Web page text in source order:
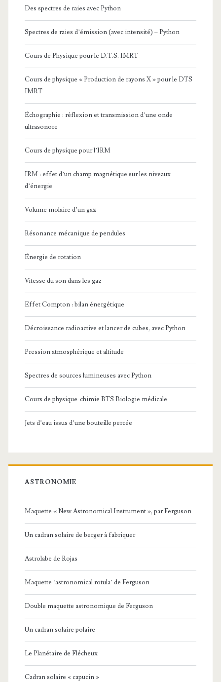
Des spectres de raies avec Python
Spectres de raies d’émission (avec intensité) – Python
Cours de Physique pour le D.T.S. IMRT
Cours de physique « Production de rayons X » pour le DTS
IMRT
Échographie : réflexion et transmission d’une onde
ultrasonore
Cours de physique pour l’IRM
IRM : effet d’un champ magnétique sur les niveaux
d’énergie
Volume molaire d’un gaz
Résonance mécanique de pendules
Énergie de rotation
Vitesse du son dans les gaz
Effet Compton : bilan énergétique
Décroissance radioactive et lancer de cubes, avec Python
Pression atmosphérique et altitude
Spectres de sources lumineuses avec Python
Cours de physique-chimie BTS Biologie médicale
Jets d’eau issus d’une bouteille percée
ASTRONOMIE
Maquette « New Astronomical Instrument », par Ferguson
Un cadran solaire de berger à fabriquer
Astrolabe de Rojas
Maquette ‘astronomical rotula’ de Ferguson
Double maquette astronomique de Ferguson
Un cadran solaire polaire
Le Planétaire de Flécheux
Cadran solaire « capucin »